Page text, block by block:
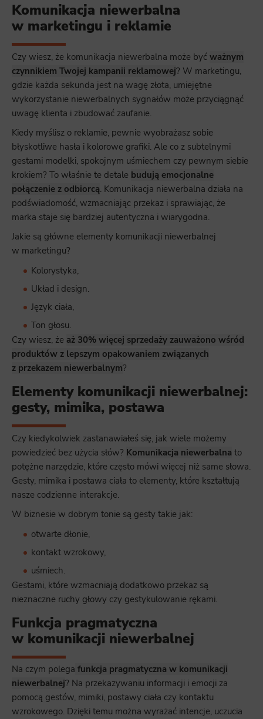
Komunikacja niewerbalna
w marketingu i reklamie
Czy wiesz, że komunikacja niewerbalna może być ważnym
czynnikiem Twojej kampanii reklamowej? W marketingu,
gdzie każda sekunda jest na wagę złota, umiejętne
wykorzystanie niewerbalnych sygnałów może przyciągnąć
uwagę klienta i zbudować zaufanie.
Kiedy myślisz o reklamie, pewnie wyobrażasz sobie
błyskotliwe hasła i kolorowe grafiki. Ale co z subtelnymi
gestami modelki, spokojnym uśmiechem czy pewnym siebie
krokiem? To właśnie te detale budują emocjonalne
połączenie z odbiorcą. Komunikacja niewerbalna działa na
podświadomość, wzmacniając przekaz i sprawiając, że
marka staje się bardziej autentyczna i wiarygodna.
Jakie są główne elementy komunikacji niewerbalnej
w marketingu?
Kolorystyka,
Układ i design.
Język ciała,
Ton głosu.
Czy wiesz, że aż 30% więcej sprzedaży zauważono wśród
produktów z lepszym opakowaniem związanych
z przekazem niewerbalnym?
Elementy komunikacji niewerbalnej:
gesty, mimika, postawa
Czy kiedykolwiek zastanawiałeś się, jak wiele możemy
powiedzieć bez użycia słów? Komunikacja niewerbalna to
potężne narzędzie, które często mówi więcej niż same słowa.
Gesty, mimika i postawa ciała to elementy, które kształtują
nasze codzienne interakcje.
W biznesie w dobrym tonie są gesty takie jak:
otwarte dłonie,
kontakt wzrokowy,
uśmiech.
Gestami, które wzmacniają dodatkowo przekaz są
nieznaczne ruchy głowy czy gestykulowanie rękami.
Funkcja pragmatyczna
w komunikacji niewerbalnej
Na czym polega funkcja pragmatyczna w komunikacji
niewerbalnej? Na przekazywaniu informacji i emocji za
pomocą gestów, mimiki, postawy ciała czy kontaktu
wzrokowego. Dzięki temu można wyrażać intencje, uczucia